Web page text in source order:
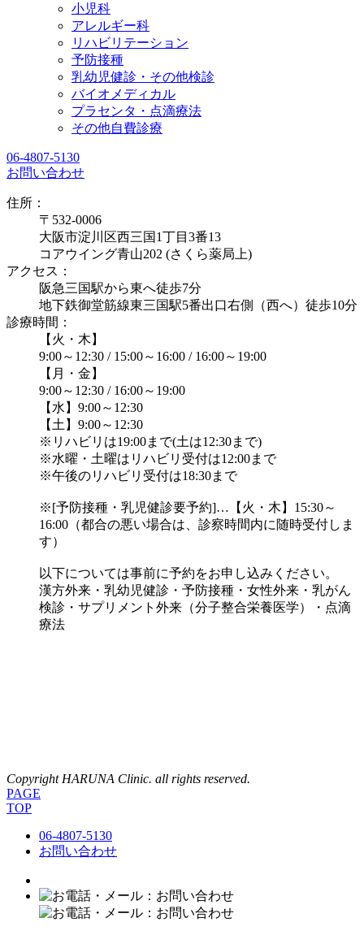
小児科
アレルギー科
リハビリテーション
予防接種
乳幼児健診・その他検診
バイオメディカル
プラセンタ・点滴療法
その他自費診療
06-4807-5130
お問い合わせ
住所：
〒532-0006
大阪市淀川区西三国1丁目3番13
コアウイング青山202 (さくら薬局上)
アクセス：
阪急三国駅から東へ徒歩7分
地下鉄御堂筋線東三国駅5番出口右側（西へ）徒歩10分
診療時間：
【火・木】
9:00～12:30 / 15:00～16:00 / 16:00～19:00
【月・金】
9:00～12:30 / 16:00～19:00
【水】9:00～12:30
【土】9:00～12:30
※リハビリは19:00まで(土は12:30まで)
※水曜・土曜はリハビリ受付は12:00まで
※午後のリハビリ受付は18:30まで
※[予防接種・乳児健診要予約]…【火・木】15:30～
16:00（都合の悪い場合は、診察時間内に随時受付しま
す）
以下については事前に予約をお申し込みください。
漢方外来・乳幼児健診・予防接種・女性外来・乳がん
検診・サプリメント外来（分子整合栄養医学）・点滴
療法
Copyright HARUNA Clinic. all rights reserved.
PAGE
TOP
06-4807-5130
お問い合わせ